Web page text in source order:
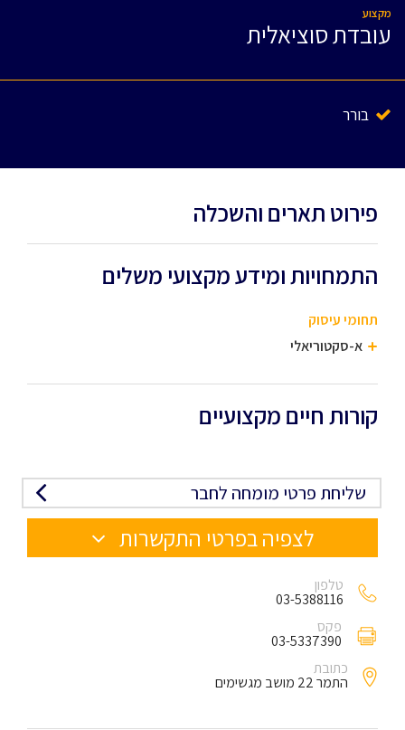
מקצוע
עובדת סוציאלית
בורר
פירוט תארים והשכלה
התמחויות ומידע מקצועי משלים
תחומי עיסוק
א-סקטוריאלי
קורות חיים מקצועיים
שליחת פרטי מומחה לחבר
לצפיה בפרטי התקשרות
טלפון
03-5388116
פקס
03-5337390
כתובת
התמר 22 מושב מגשימים